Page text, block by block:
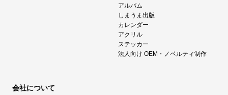
アルバム
しまうま出版
カレンダー
アクリル
ステッカー
法人向け OEM・ノベルティ制作
会社について